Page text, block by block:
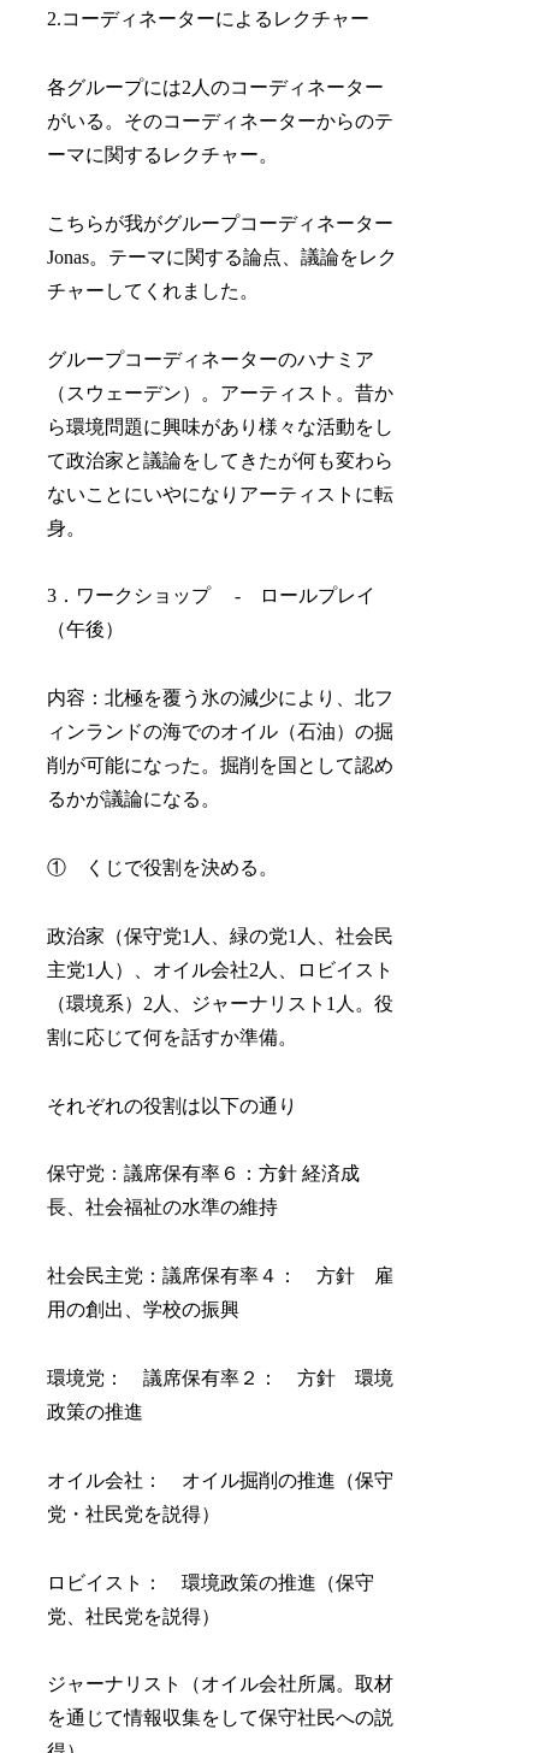
2.コーディネーターによるレクチャー
各グループには2人のコーディネーター
がいる。そのコーディネーターからのテ
ーマに関するレクチャー。
こちらが我がグループコーディネーター
Jonas。テーマに関する論点、議論をレク
チャーしてくれました。
グループコーディネーターのハナミア
（スウェーデン）。アーティスト。昔か
ら環境問題に興味があり様々な活動をし
て政治家と議論をしてきたが何も変わら
ないことにいやになりアーティストに転
身。
3．ワークショップ - ロールプレイ
（午後）
内容：北極を覆う氷の減少により、北フ
ィンランドの海でのオイル（石油）の掘
削が可能になった。掘削を国として認め
るかが議論になる。
① くじで役割を決める。
政治家（保守党1人、緑の党1人、社会民
主党1人）、オイル会社2人、ロビイスト
（環境系）2人、ジャーナリスト1人。役
割に応じて何を話すか準備。
それぞれの役割は以下の通り
保守党：議席保有率６：方針 経済成
長、社会福祉の水準の維持
社会民主党：議席保有率４： 方針 雇
用の創出、学校の振興
環境党： 議席保有率２： 方針 環境
政策の推進
オイル会社： オイル掘削の推進（保守
党・社民党を説得）
ロビイスト： 環境政策の推進（保守
党、社民党を説得）
ジャーナリスト（オイル会社所属。取材
を通じて情報収集をして保守社民への説